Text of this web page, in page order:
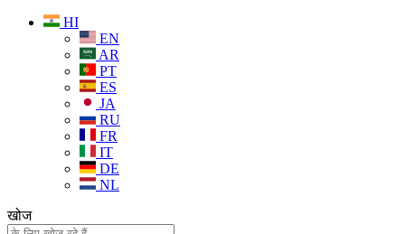
HI
EN
AR
PT
ES
JA
RU
FR
IT
DE
NL
खोज